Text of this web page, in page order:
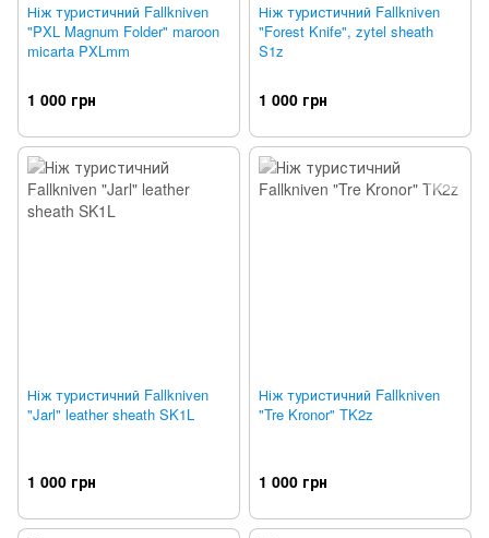
Ніж туристичний Fallkniven
"PXL Magnum Folder" maroon
micarta PXLmm
1 000 грн
Ніж туристичний Fallkniven
"Forest Knife", zytel sheath
S1z
1 000 грн
Ніж туристичний Fallkniven
"Jarl" leather sheath SK1L
1 000 грн
Ніж туристичний Fallkniven
"Tre Kronor" TK2z
1 000 грн